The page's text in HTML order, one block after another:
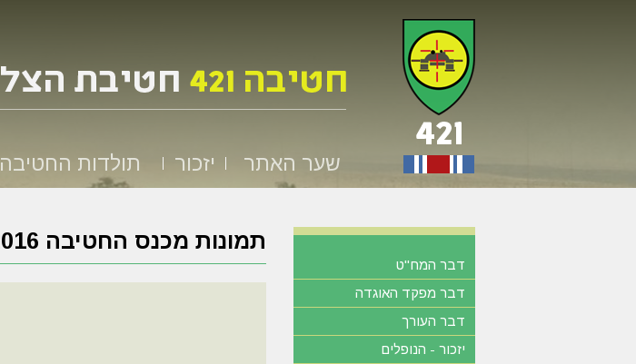
שער האתר יזכור תולדות החטיבה
תמונות מכנס החטיבה 2016
דבר המח"ט
דבר מפקד האוגדה
דבר העורך
יזכור - הנופלים